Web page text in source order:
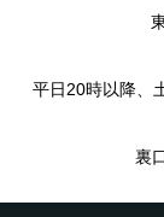
平日20時以降、
裏